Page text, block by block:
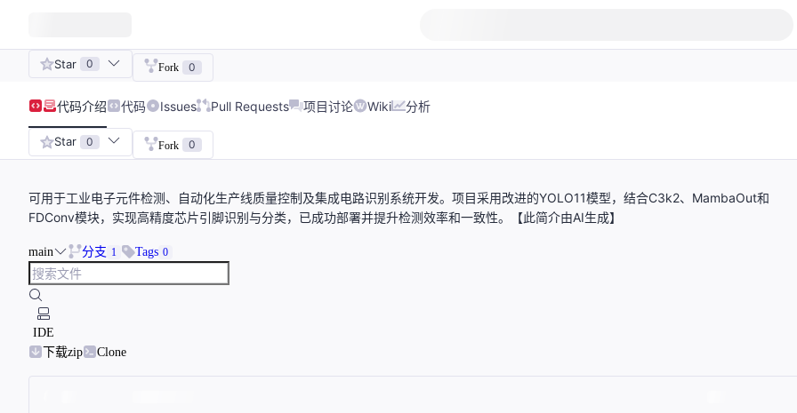
Star 0 Fork 0
代码介绍 代码 Issues Pull Requests 项目讨论 Wiki 分析
Star 0 Fork 0
可用于工业电子元件检测、自动化生产线质量控制及集成电路识别系统开发。项目采用改进的YOLO11模型，结合C3k2、MambaOut和
FDConv模块，实现高精度芯片引脚识别与分类，已成功部署并提升检测效率和一致性。【此简介由AI生成】
main 分支 1 Tags 0
IDE
下载zip
Clone